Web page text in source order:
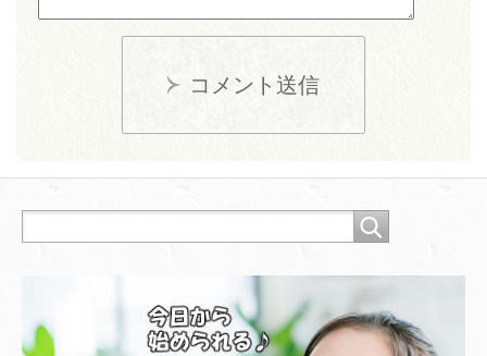
コメント送信